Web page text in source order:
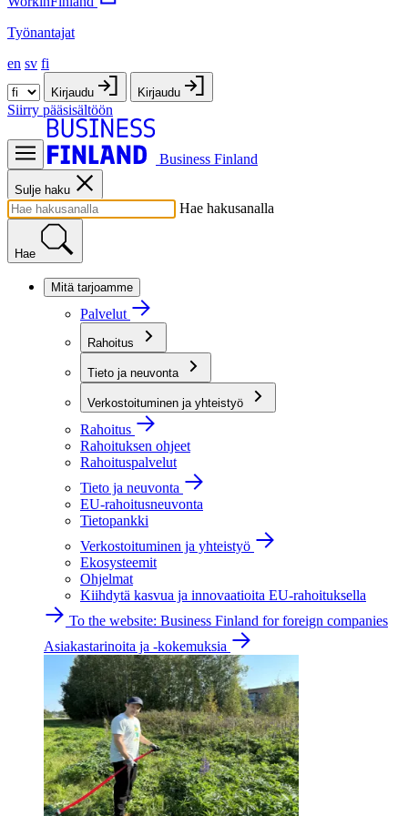
Työnantajat
en sv fi
Kirjaudu Kirjaudu
Siirry pääsisältöön
Business Finland
Sulje haku
Hae hakusanalla
Hae
Mitä tarjoamme
Palvelut
Rahoitus
Tieto ja neuvonta
Verkostoituminen ja yhteistyö
Rahoitus
Rahoituksen ohjeet
Rahoituspalvelut
Tieto ja neuvonta
EU-rahoitusneuvonta
Tietopankki
Verkostoituminen ja yhteistyö
Ekosysteemit
Ohjelmat
Kiihdytä kasvua ja innovaatioita EU-rahoituksella
To the website: Business Finland for foreign companies
Asiakastarinoita ja -kokemuksia